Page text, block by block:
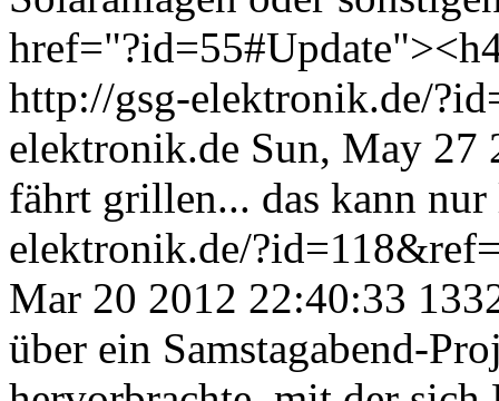
http://gsg-elektronik.de/
elektronik.de Sun, May 27
fährt grillen... das kann
elektronik.de/
Mar 20 2012 22:40:33
über ein Samstagabend-